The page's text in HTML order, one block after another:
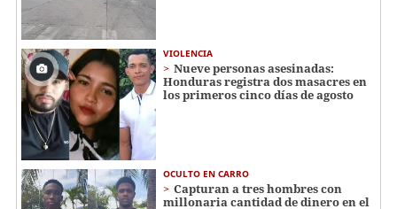
VIOLENCIA
Nueve personas asesinadas:
Honduras registra dos masacres en
los primeros cinco días de agosto
OCULTO EN CARRO
Capturan a tres hombres con
millonaria cantidad de dinero en el